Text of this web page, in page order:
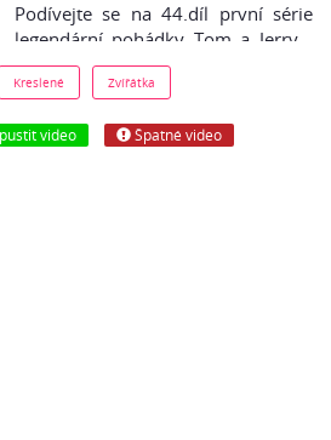
Podívejte se na 44.díl první série
legendární pohádky Tom a Jerry -
Milované štěně - zdarma online.
Kreslené Zvířátka
video Špatné video